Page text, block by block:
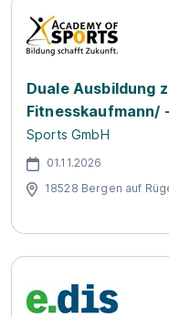
Duale Ausbildung
Fitnesskaufmann/
Sports GmbH
01.11.2026
18528 Bergen auf